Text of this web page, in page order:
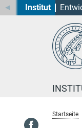
Hauptinhalt
Institut
Startseite